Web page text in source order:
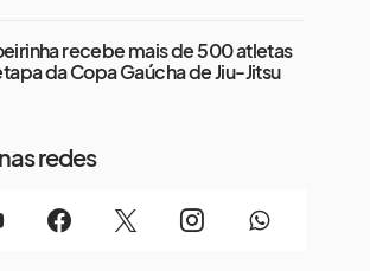
recebe mais de 500 atletas
da Copa Gaúcha de Jiu-Jitsu
redes